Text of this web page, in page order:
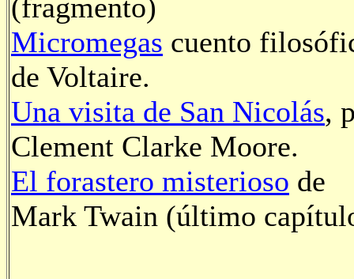
(fragmento)
Micromegas cuento
de Voltaire.
Una visita de San Nicolás,
Clement Clarke Moore.
El forastero misterioso de
Mark Twain (último